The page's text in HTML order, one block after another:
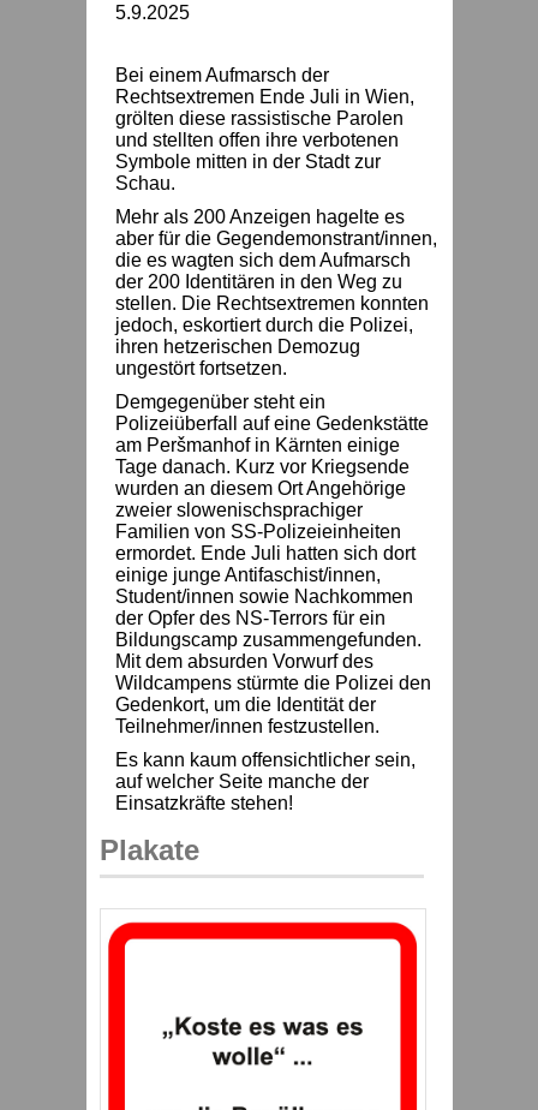
5.9.2025
Bei einem Aufmarsch der
Rechtsextremen Ende Juli in Wien,
grölten diese rassistische Parolen
und stellten offen ihre verbotenen
Symbole mitten in der Stadt zur
Schau.
Mehr als 200 Anzeigen hagelte es
aber für die Gegendemonstrant/innen,
die es wagten sich dem Aufmarsch
der 200 Identitären in den Weg zu
stellen. Die Rechtsextremen konnten
jedoch, eskortiert durch die Polizei,
ihren hetzerischen Demozug
ungestört fortsetzen.
Demgegenüber steht ein
Polizeiüberfall auf eine Gedenkstätte
am Peršmanhof in Kärnten einige
Tage danach. Kurz vor Kriegsende
wurden an diesem Ort Angehörige
zweier slowenischsprachiger
Familien von SS-Polizeieinheiten
ermordet. Ende Juli hatten sich dort
einige junge Antifaschist/innen,
Student/innen sowie Nachkommen
der Opfer des NS-Terrors für ein
Bildungscamp zusammengefunden.
Mit dem absurden Vorwurf des
Wildcampens stürmte die Polizei den
Gedenkort, um die Identität der
Teilnehmer/innen festzustellen.
Es kann kaum offensichtlicher sein,
auf welcher Seite manche der
Einsatzkräfte stehen!
Plakate